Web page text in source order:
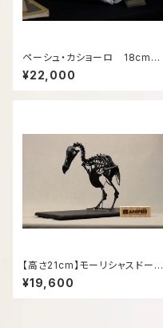
ペーシュ・カショーロ 18cm頭
骨レプリカ Payara, 18cm sku
ll replica.
¥22,000
【高さ21cm】モーリシャスドード
ー の縮小全身骨格レプリカ【Do
do Squelette】
¥19,600